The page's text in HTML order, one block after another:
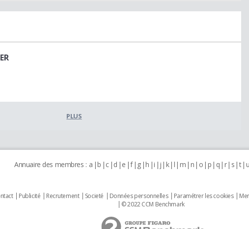
PLUS
Annuaire des membres : a b c d e f g h i j k l m n o p q r s t u
Publicité Recrutement Societé Données personnelles Paramétrer les cookies
© 2022 CCM Benchmark